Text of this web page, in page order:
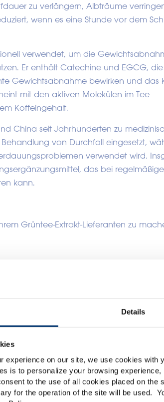
Details
experience on our site, we use cookies with
is to personalize your browsing
to the use of all cookies placed on the
for the operation of the site will be used.
This website is intended
pharmaceutical and food
zu verlängern, Albträume
wenn es eine Stunde vor dem
verwendet, um die
Er enthält Catechine und EGCG,
Gewichtsabnahme bewirken und das
mit den aktiven Molekülen im Tee
Koffeingehalt.
China seit Jahrhunderten zu
von Durchfall eingesetzt,
verwendet wird.
das bei
kann.
Grüntee-Extrakt-Lieferanten zu